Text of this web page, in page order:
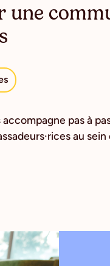
une
pas à
au